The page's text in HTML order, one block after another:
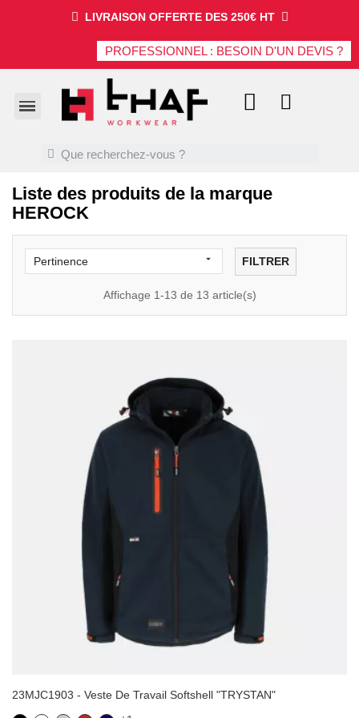
LIVRAISON OFFERTE DES 250€ HT
PROFESSIONNEL : BESOIN D'UN DEVIS ?
Liste des produits de la marque
HEROCK
Pertinence  FILTRER
Affichage 1-13 de 13 article(s)
23MJC1903 - Veste De Travail Softshell "TRYSTAN"